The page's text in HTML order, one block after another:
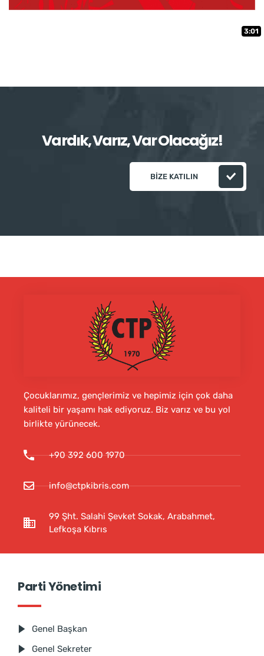
3:01
Vardık, Varız, Var Olacağız!
BIZE KATILIN
Çocuklarımız, gençlerimiz ve hepimiz için çok daha
kaliteli bir yaşamı hak ediyoruz. Biz varız ve bu yol
birlikte yürünecek.
+90 392 600 1970
info@ctpkibris.com
99 Şht. Salahi Şevket Sokak, Arabahmet,
Lefkoşa Kıbrıs
Parti Yönetimi
Genel Başkan
Genel Sekreter